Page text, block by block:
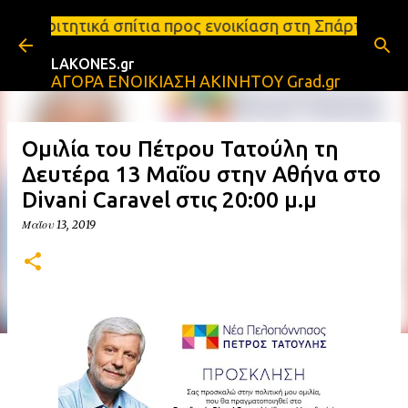
Μετάβαση στο κύριο περιεχόμενο
προς ενοικίαση στη Σπάρτη Ενοικιάσεις
LAKONES.gr
ΑΓΟΡΑ ΕΝΟΙΚΙΑΣΗ ΑΚΙΝΗΤΟΥ Grad.gr
Ομιλία του Πέτρου Τατούλη τη
Δευτέρα 13 Μαΐου στην Αθήνα στο
Divani Caravel στις 20:00 μ.μ
Μαΐου 13, 2019